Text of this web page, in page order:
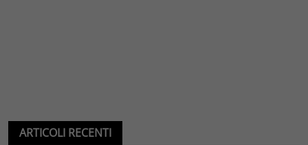
ARTICOLI RECENTI